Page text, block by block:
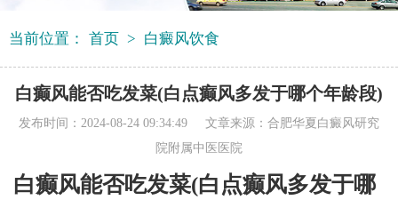
当前位置： 首页 > 白癜风饮食
白癫风能否吃发菜(白点癫风多发于哪个年龄段)
发布时间：2024-08-24 09:34:49 文章来源： 合肥华夏白癜风研究
院附属中医医院
白癫风能否吃发菜(白点癫风多发于哪